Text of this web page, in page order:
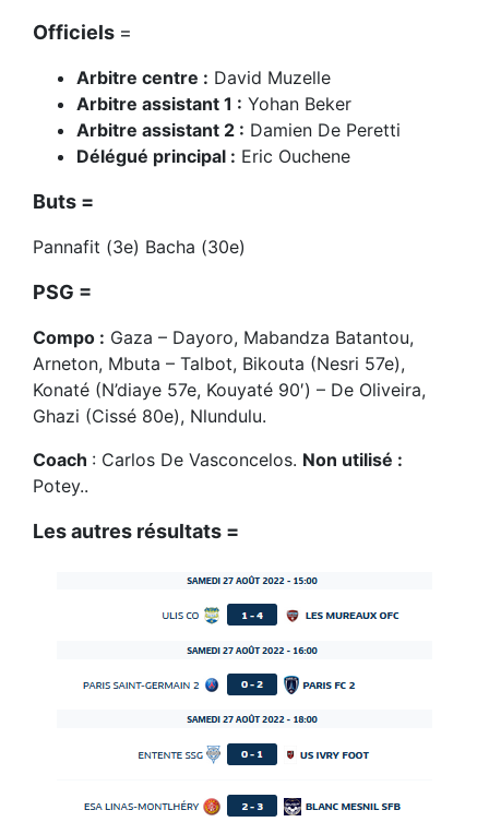
Officiels =
Arbitre centre : David Muzelle
Arbitre assistant 1 : Yohan Beker
Arbitre assistant 2 : Damien De Peretti
Délégué principal : Eric Ouchene
Buts =
Pannafit (3e) Bacha (30e)
PSG =
Compo : Gaza – Dayoro, Mabandza Batantou,
Arneton, Mbuta – Talbot, Bikouta (Nesri 57e),
Konaté (N’diaye 57e, Kouyaté 90′) – De Oliveira,
Ghazi (Cissé 80e), Nlundulu.
Coach : Carlos De Vasconcelos. Non utilisé :
Potey..
Les autres résultats =